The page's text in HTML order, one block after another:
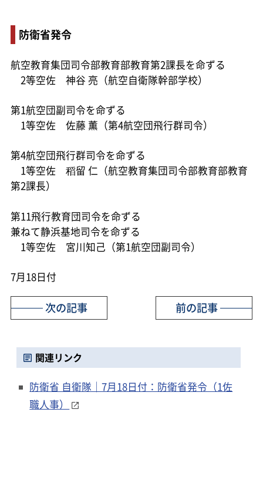
防衛省発令
航空教育集団司令部教育部教育第2課長を命ずる
2等空佐 神谷 亮（航空自衛隊幹部学校）
第1航空団副司令を命ずる
1等空佐 佐藤 薫（第4航空団飛行群司令）
第4航空団飛行群司令を命ずる
1等空佐 稻留 仁（航空教育集団司令部教育部教育
第2課長）
第11飛行教育団司令を命ずる
兼ねて静浜基地司令を命ずる
1等空佐 宮川知己（第1航空団副司令）
7月18日付
前の記事
次の記事
関連リンク
防衛省 自衛隊｜7月18日付：防衛省発令（1佐
職人事）